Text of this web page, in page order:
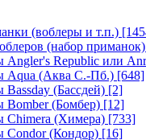
(воблеры и т.п.)
(набор приманок)
Angler's Republic или
Aqua (Аква С.-Пб.) [648]
Bassday (Бассдей) [2]
Bomber (Бомбер) [12]
Chimera (Химера) [733]
Condor (Кондор) [16]